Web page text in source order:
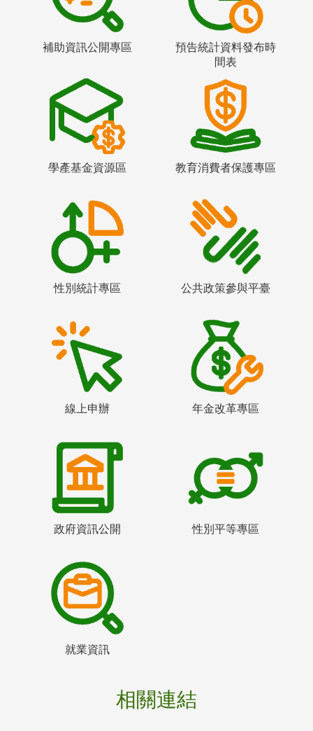
補助資訊公開專區
預告統計資料發布時
間表
學產基金資源區 教育消費者保護專區
性別統計專區 公共政策參與平臺
線上申辦 年金改革專區
政府資訊公開 性別平等專區
就業資訊
相關連結